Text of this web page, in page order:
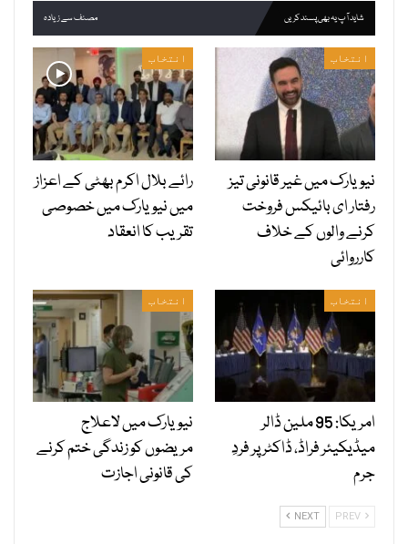
شاید آپ یہ بھی پسند کریں مصنف سے زیادہ
انتخاب
نیویارک میں غیر قانونی تیز
رفتار ای بائیکس فروخت
کرنے والوں کے خلاف
کارروائی
انتخاب
رائے بلال اکرم بھٹی کے اعزاز
میں نیویارک میں خصوصی
تقریب کا انعقاد
انتخاب
امریکا: 95 ملین ڈالر
میڈیکیئر فراڈ، ڈاکٹر پر فردِ
جرم
انتخاب
نیویارک میں لاعلاج
مریضوں کو زندگی ختم کرنے
کی قانونی اجازت
NEXT